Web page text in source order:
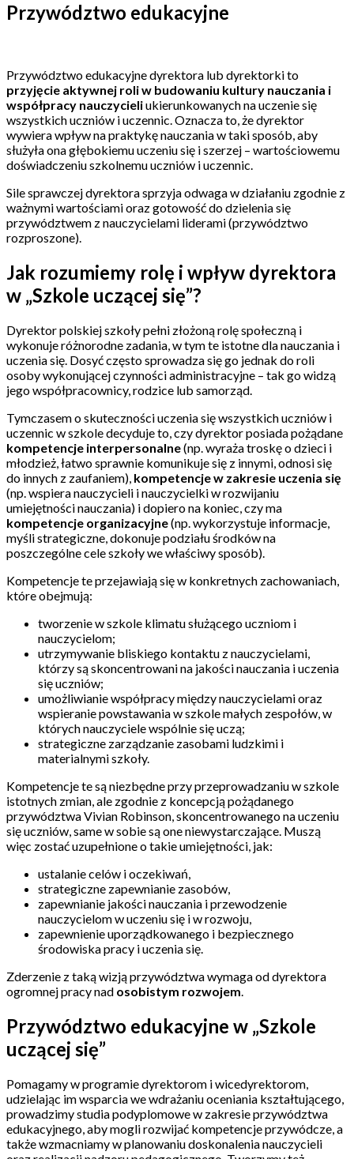
Przywództwo edukacyjne
Przywództwo edukacyjne dyrektora lub dyrektorki to
przyjęcie aktywnej roli w budowaniu kultury nauczania i
współpracy nauczycieliukierunkowanych na uczenie się
wszystkich uczniów i uczennic. Oznacza to, że dyrektor
wywiera wpływ na praktykę nauczania w taki sposób, aby
służyła ona głębokiemu uczeniu się i szerzej – wartościowemu
doświadczeniu szkolnemu uczniów i uczennic.
Sile sprawczej dyrektora sprzyja odwaga w działaniu zgodnie z
ważnymi wartościami oraz gotowość do dzielenia się
przywództwem z nauczycielami liderami (przywództwo
rozproszone).
Jak rozumiemy rolę i wpływ dyrektora
w „Szkole uczącej się”?
Dyrektor polskiej szkoły pełni złożoną rolę społeczną i
wykonuje różnorodne zadania, w tym te istotne dla nauczania i
uczenia się. Dosyć często sprowadza się go jednak do roli
osoby wykonującej czynności administracyjne – tak go widzą
jego współpracownicy, rodzice lub samorząd.
Tymczasem o skuteczności uczenia się wszystkich uczniów i
uczennic w szkole decyduje to, czy dyrektor posiada pożądane
kompetencje interpersonalne(np. wyraża troskę o dzieci i
młodzież, łatwo sprawnie komunikuje się z innymi, odnosi się
do innych z zaufaniem), kompetencje w zakresie uczenia się
(np. wspiera nauczycieli i nauczycielki w rozwijaniu
umiejętności nauczania) i dopiero na koniec, czy ma
kompetencje organizacyjne(np. wykorzystuje informacje,
myśli strategiczne, dokonuje podziału środków na
poszczególne cele szkoły we właściwy sposób).
Kompetencje te przejawiają się w konkretnych zachowaniach,
które obejmują:
tworzenie w szkole klimatu służącego uczniom i
nauczycielom;
utrzymywanie bliskiego kontaktu z nauczycielami,
którzy są skoncentrowani na jakości nauczania i uczenia
się uczniów;
umożliwianie współpracy między nauczycielami oraz
wspieranie powstawania w szkole małych zespołów, w
których nauczyciele wspólnie się uczą;
strategiczne zarządzanie zasobami ludzkimi i
materialnymi szkoły.
Kompetencje te są niezbędne przy przeprowadzaniu w szkole
istotnych zmian, ale zgodnie z koncepcją pożądanego
przywództwa Vivian Robinson, skoncentrowanego na uczeniu
się uczniów, same w sobie są one niewystarczające. Muszą
więc zostać uzupełnione o takie umiejętności, jak:
ustalanie celów i oczekiwań,
strategiczne zapewnianie zasobów,
zapewnianie jakości nauczania i przewodzenie
nauczycielom w uczeniu się i w rozwoju,
zapewnienie uporządkowanego i bezpiecznego
środowiska pracy i uczenia się.
Zderzenie z taką wizją przywództwa wymaga od dyrektora
ogromnej pracy nad osobistym rozwojem
Przywództwo edukacyjne w „Szkole
uczącej się”
Pomagamy w programie dyrektorom i wicedyrektorom,
udzielając im wsparcia we wdrażaniu oceniania kształtującego,
prowadzimy studia podyplomowe w zakresie przywództwa
edukacyjnego, aby mogli rozwijać kompetencje przywódcze, a
także wzmacniamy w planowaniu doskonalenia nauczycieli